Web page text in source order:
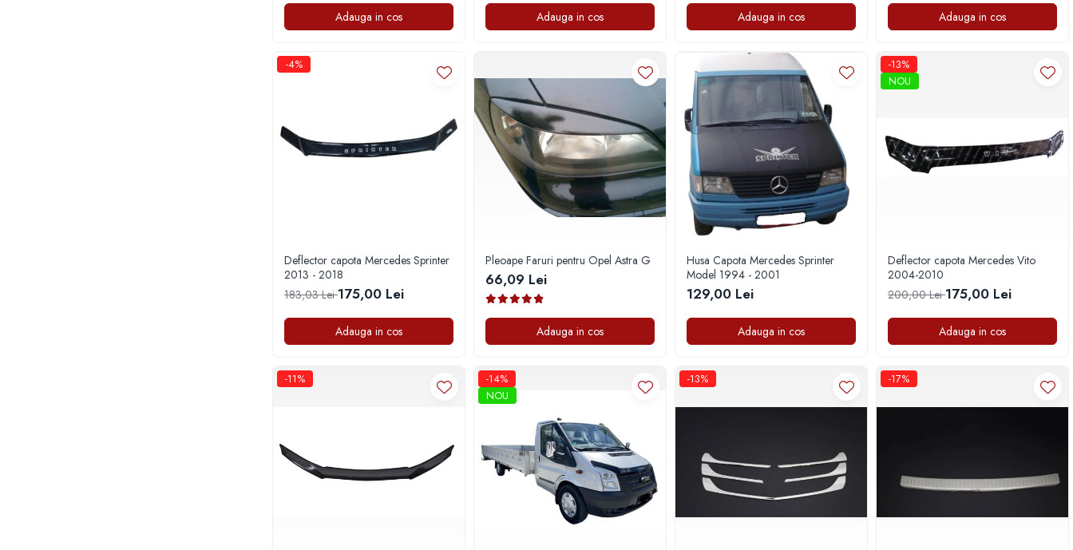
Adauga in cos Adauga in cos Adauga in cos Adauga in cos
-4%
Deflector capota Mercedes Sprinter
2013 - 2018
183,03 Lei175,00 Lei
Adauga in cos
Pleoape Faruri pentru Opel Astra G
66,09 Lei
Adauga in cos
Husa Capota Mercedes Sprinter
Model 1994 - 2001
129,00 Lei
Adauga in cos
-13%
NOU
Deflector capota Mercedes Vito
2004-2010
200,00 Lei175,00 Lei
Adauga in cos
-11%
-14%
NOU
-13% -17%